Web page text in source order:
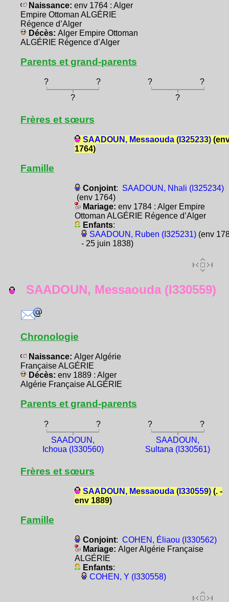
Naissance: env 1764 : Alger
Empire Ottoman ALGÉRIE
Régence d’Alger
Décès: Alger Empire Ottoman
ALGÉRIE Régence d’Alger
Parents et grand-parents
? ? ?
?
?
?
Frères et sœurs
SAADOUN, Messaouda (I325233)
1764)
Famille
Conjoint: SAADOUN, Nhali (I325234)
(env 1764)
Mariage: env 1784 : Alger Empire
Ottoman ALGÉRIE Régence d’Alger
Enfants:
SAADOUN, Ruben (I325231)(env
- 25 juin 1838)
SAADOUN, Messaouda (I330559)
Chronologie
Naissance: Alger Algérie
Française ALGÉRIE
Décès: env 1889 : Alger
Algérie Française ALGÉRIE
Parents et grand-parents
? ? ?
?
SAADOUN,
Ichoua (I330560)
SAADOUN,
Sultana (I330561)
Frères et sœurs
SAADOUN, Messaouda (I330559)(. -
env 1889)
Famille
Conjoint: COHEN, Éliaou (I330562)
Mariage: Alger Algérie Française
ALGÉRIE
Enfants:
COHEN, Y (I330558)